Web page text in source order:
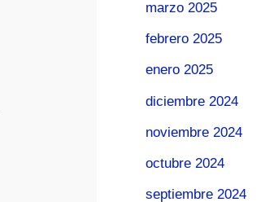
marzo 2025
febrero 2025
enero 2025
diciembre 2024
noviembre 2024
octubre 2024
septiembre 2024